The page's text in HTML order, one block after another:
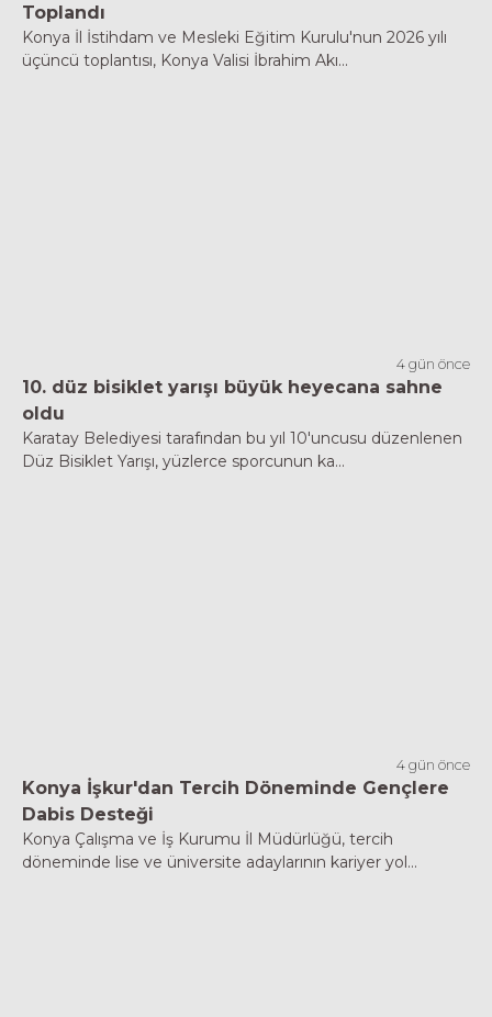
Toplandı
Konya İl İstihdam ve Mesleki Eğitim Kurulu'nun 2026 yılı
üçüncü toplantısı, Konya Valisi İbrahim Akı...
4 gün önce
10. düz bisiklet yarışı büyük heyecana sahne
oldu
Karatay Belediyesi tarafından bu yıl 10'uncusu düzenlenen
Düz Bisiklet Yarışı, yüzlerce sporcunun ka...
4 gün önce
Konya İşkur'dan Tercih Döneminde Gençlere
Dabis Desteği
Konya Çalışma ve İş Kurumu İl Müdürlüğü, tercih
döneminde lise ve üniversite adaylarının kariyer yol...